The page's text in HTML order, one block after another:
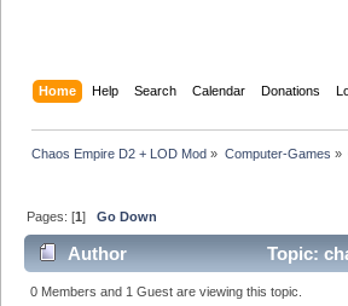
Home Help Search Calendar Donations
Chaos Empire D2 + LOD Mod » Computer-Games »
Pages: [1]Go Down
Author Topic:
0 Members and 1 Guest are viewing this topic.